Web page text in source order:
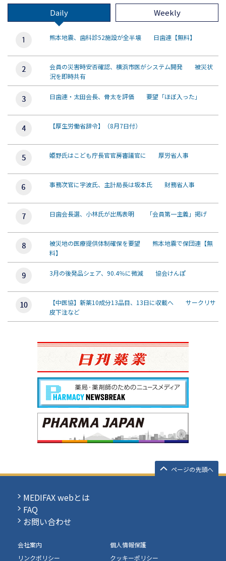
Daily Weekly
熊本地震、歯科診52施設が全半壊 日歯連【無料】
会員の災害時安否確認、横浜市医がシステム開発 被災状
況を即時共有
日歯連・太田会長、骨太を評価 要望「ほぼ入った」
【厚生労働省辞令】（8月7日付）
姫野氏はこども庁長官官房審議官に 厚労省人事
事務次官に宇波氏、主計局長は坂本氏 財務省人事
日歯会長選、小林氏が出馬表明 「会員第一主義」掲げ
被災地の医療提供体制確保を要望 熊本地震で保団連【無
料】
3月の後発品シェア、90.4％に微減 協会けんぽ
【中医協】新薬10成分13品目、13日に収載へ サークリサ
皮下注など
ページの先頭へ
MEDIFAX webとは
FAQ
お問い合わせ
会社案内
個人情報保護
リンクポリシー
クッキーポリシー